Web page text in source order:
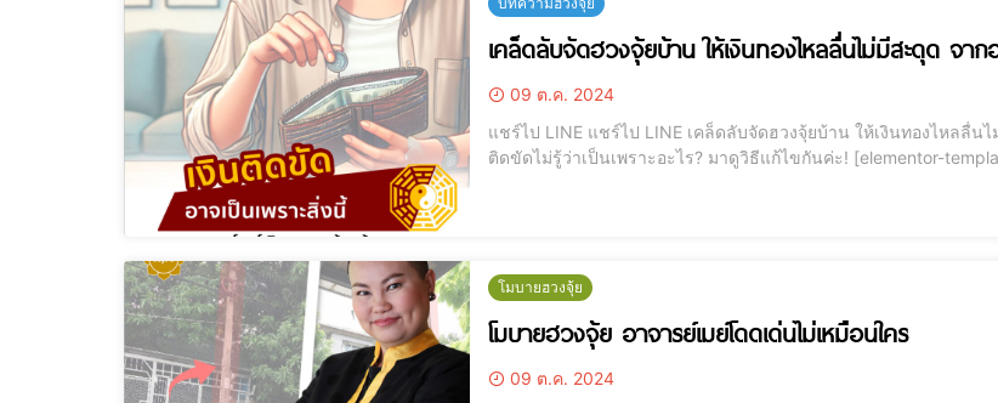
เคล็ดลับจัดฮวงจุ้ยบ้าน ให้เงินทองไหลลื่นไม่มีสะดุด จาก
09 ต.ค. 2024
แชร์ไป LINE แชร์ไป LINE เคล็ดลับจัดฮวงจุ้ยบ้าน ให้เงินทองไหลลื่นไม่มีสะดุด จากอาจารย์เมย์ การจัดฮวงจุ้ยบ้าน เสริมการเงินให้มั่งคั่ง
ติดขัดไม่รู้ว่าเป็นเพราะอะไร? มาดูวิธีแก้ไขกันค่ะ! [elementor-template id="12184"] การเงินติดขัดไม่รู้จะแก้ยังไง? 💸 มาฟังเคล็ดลับ
โมบายฮวงจุ้ย
โมบายฮวงจุ้ย อาจารย์เมย์โดดเด่นไม่เหมือนใคร
09 ต.ค. 2024